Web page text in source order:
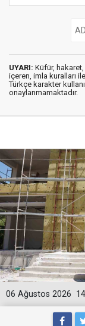
UYARI: Küfür,
içeren, imla kuralları ile
Türkçe karakter
onaylanmamaktadır.
06 Ağustos 2026